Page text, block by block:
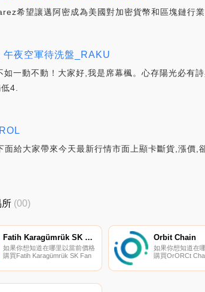
希望讓邁阿密成為美國對加密貨幣和區塊鏈行
夜空軍待洗盤_RAKU
一動不動！大家好,我是席幕楓。心存陽光必有
4.
給大家帶來今天最新行情市面上顯卡斷貨,漲價,
所 (00)
Fatih Karagümrük SK Fan Token
如果你想知道在哪里以當前價格
購買Fatih Karagümrük SK Fan
Karagümrük SK Fan Token]股
Orbit Chain
如果你想知道在
購買OrORCt
密貨幣交易所是